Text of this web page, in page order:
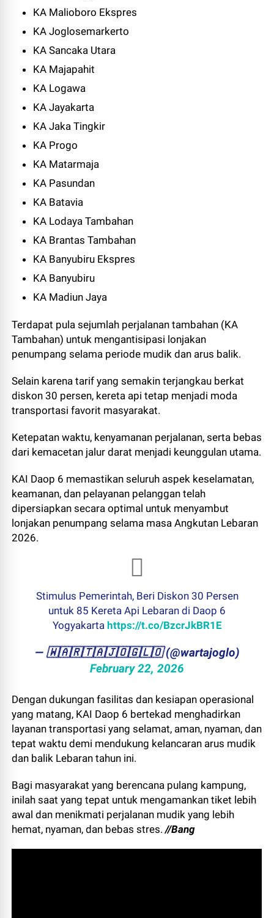
KA Malioboro Ekspres
KA Joglosemarkerto
KA Sancaka Utara
KA Majapahit
KA Logawa
KA Jayakarta
KA Jaka Tingkir
KA Progo
KA Matarmaja
KA Pasundan
KA Batavia
KA Lodaya Tambahan
KA Brantas Tambahan
KA Banyubiru Ekspres
KA Banyubiru
KA Madiun Jaya
Terdapat pula sejumlah perjalanan tambahan (KA
Tambahan) untuk mengantisipasi lonjakan
penumpang selama periode mudik dan arus balik.
Selain karena tarif yang semakin terjangkau berkat
diskon 30 persen, kereta api tetap menjadi moda
transportasi favorit masyarakat.
Ketepatan waktu, kenyamanan perjalanan, serta bebas
dari kemacetan jalur darat menjadi keunggulan utama.
KAI Daop 6 memastikan seluruh aspek keselamatan,
keamanan, dan pelayanan pelanggan telah
dipersiapkan secara optimal untuk menyambut
lonjakan penumpang selama masa Angkutan Lebaran
2026.
Stimulus Pemerintah, Beri Diskon 30 Persen
untuk 85 Kereta Api Lebaran di Daop 6
Yogyakarta https://t.co/BzcrJkBR1E
— ​🇼​​🇦​​🇷​​🇹​​🇦​​🇯​​🇴​​🇬​​🇱​​🇴 (@wartajoglo)
February 22, 2026
Dengan dukungan fasilitas dan kesiapan operasional
yang matang, KAI Daop 6 bertekad menghadirkan
layanan transportasi yang selamat, aman, nyaman, dan
tepat waktu demi mendukung kelancaran arus mudik
dan balik Lebaran tahun ini.
Bagi masyarakat yang berencana pulang kampung,
inilah saat yang tepat untuk mengamankan tiket lebih
awal dan menikmati perjalanan mudik yang lebih
hemat, nyaman, dan bebas stres.//Bang